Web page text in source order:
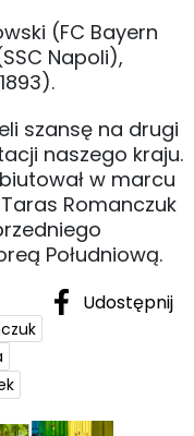
(FC Bayern
Napoli),
szansę na drugi
naszego kraju.
w marcu
Romanczuk
Południową.
Udostępnij